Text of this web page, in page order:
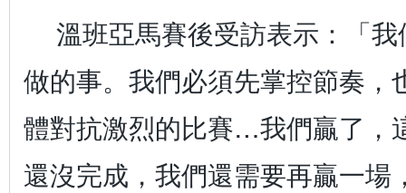
溫班亞馬賽後受訪表示：「
做的事。我們必須先掌控節奏，
體對抗激烈的比賽…我們贏了，
還沒完成，我們還需要再贏一場